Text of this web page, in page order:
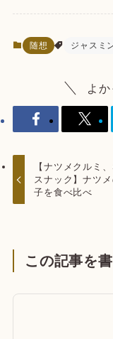
随想 ジャスミ
よ
【ナツメクルミ
スナック】ナツ
子を食べ比べ
この記事を